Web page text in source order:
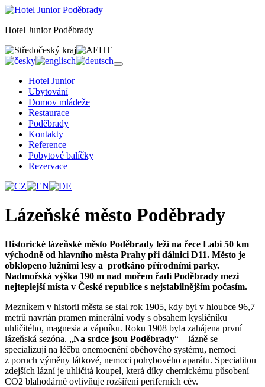
Hotel Junior Poděbrady
Hotel Junior
Ubytování
Domov mládeže
Restaurace
Poděbrady
Kontakty
Reference
Pobytové balíčky
Rezervace
Lázeňské město Poděbrady
Historické lázeňské město Poděbrady leží na řece Labi 50 km
východně od hlavního města Prahy při dálnici D11. Město je
obklopeno lužními lesy a protkáno přírodními parky.
Nadmořská výška 190 m nad mořem řadí Poděbrady mezi
nejteplejší místa v České republice s nejstabilnějším počasím.
Mezníkem v historii města se stal rok 1905, kdy byl v hloubce 96,7
metrů navrtán pramen minerální vody s obsahem kysličníku
uhličitého, magnesia a vápníku. Roku 1908 byla zahájena první
lázeňská sezóna. „Na srdce jsou Poděbrady“ – lázně se
specializují na léčbu onemocnění oběhového systému, nemoci
z poruch výměny látkové, nemoci pohybového aparátu. Specialitou
zdejších lázní je uhličitá koupel, která díky chemickému působení
CO2 blahodárně ovlivňuje rozšíření periferních cév.